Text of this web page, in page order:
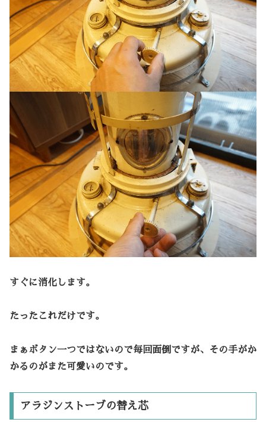
すぐに消化します。
たったこれだけです。
まぁボタン一つではないので毎回面倒ですが、その手がか
かるのがまた可愛いのです。
アラジンストーブの替え芯